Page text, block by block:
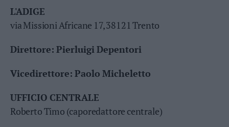
Tecnologia
Foto
Business
Territori
Trento
L'ADIGE
via Missioni Africane 17, 38121 Trento
Direttore: Pierluigi Depentori
Vicedirettore: Paolo Micheletto
UFFICIO CENTRALE
Roberto Timo (caporedattore centrale)